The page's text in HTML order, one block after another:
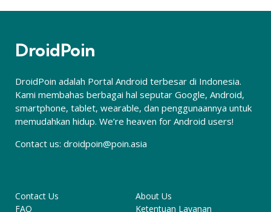
DroidPoin
DroidPoin adalah Portal Android terbesar di Indonesia.
Kami membahas berbagai hal seputar Google, Android,
smartphone, tablet, wearable, dan penggunaannya untuk
memudahkan hidup. We’re heaven for Android users!
Contact us: droidpoin@poin.asia
Contact Us
About Us
FAQ
Ketentuan Layanan